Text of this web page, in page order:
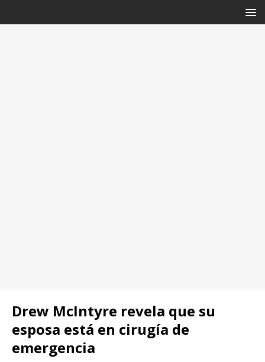
Drew McIntyre revela que su
esposa está en cirugía de
emergencia